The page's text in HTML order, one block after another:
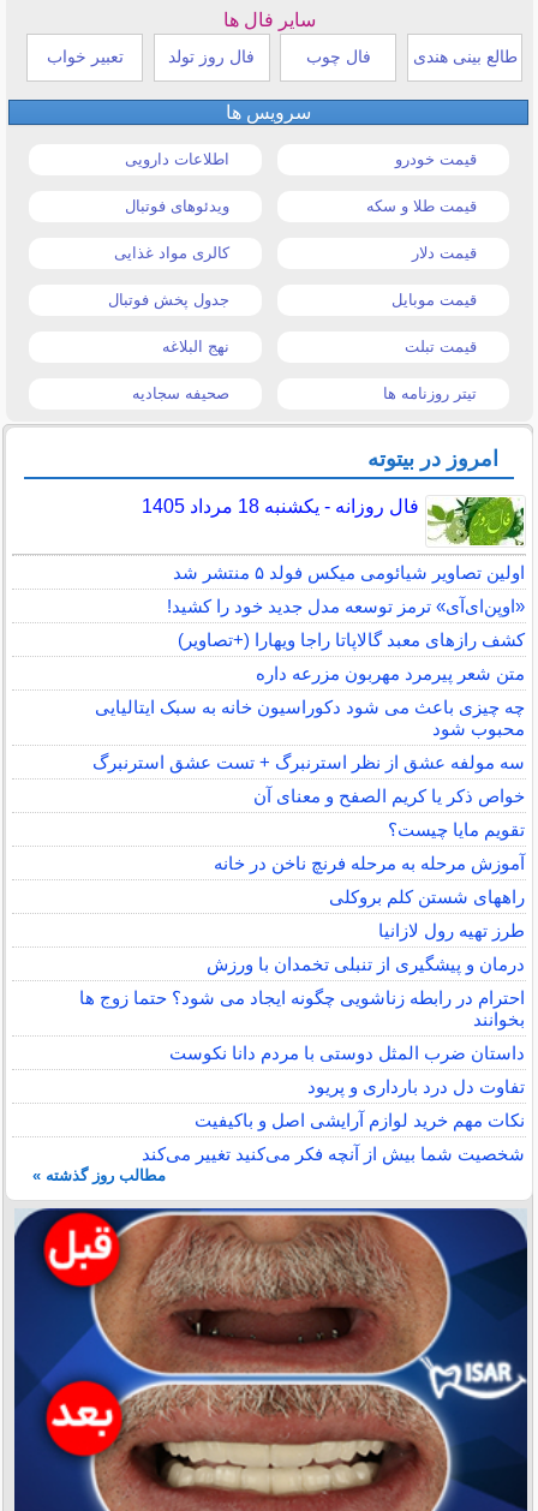
سایر فال ها
طالع بینی هندی فال چوب فال روز تولد تعبیر خواب
سرویس ها
قیمت خودرو اطلاعات دارویی
قیمت طلا و سکه ویدئوهای فوتبال
قیمت دلار کالری مواد غذایی
قیمت موبایل جدول پخش فوتبال
قیمت تبلت نهج البلاغه
تیتر روزنامه ها صحیفه سجادیه
امروز در بیتوته
فال روزانه - یکشنبه 18 مرداد 1405
اولین تصاویر شیائومی میکس فولد ۵ منتشر شد
«اوپن‌ای‌آی» ترمز توسعه مدل جدید خود را کشید!
کشف رازهای معبد گالاپاتا راجا ویهارا (+تصاویر)
متن شعر پیرمرد مهربون مزرعه داره
چه چیزی باعث می شود دکوراسیون خانه به سبک ایتالیایی
محبوب شود
سه مولفه عشق از نظر استرنبرگ + تست عشق استرنبرگ
خواص ذکر یا کریم الصفح و معنای آن
تقویم مایا چیست؟
آموزش مرحله به مرحله فرنچ ناخن در خانه
راههای شستن کلم بروکلی
طرز تهیه رول لازانیا
درمان و پیشگیری از تنبلی تخمدان با ورزش
احترام در رابطه زناشویی چگونه ایجاد می شود؟ حتما زوج ها
بخوانند
داستان ضرب المثل دوستی با مردم دانا نكوست
تفاوت دل درد بارداری و پریود
نکات مهم خرید لوازم آرایشی اصل و باکیفیت
شخصیت شما بیش از آنچه فکر می‌کنید تغییر می‌کند
مطالب روز گذشته »